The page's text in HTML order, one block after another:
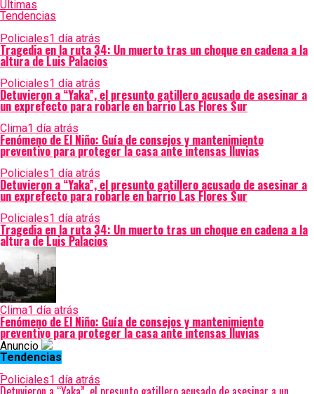
Últimas
Tendencias
Policiales1 día atrás
Tragedia en la ruta 34: Un muerto tras un choque en cadena a la
altura de Luis Palacios
Policiales1 día atrás
Detuvieron a “Yaka”, el presunto gatillero acusado de asesinar a
un exprefecto para robarle en barrio Las Flores Sur
Clima1 día atrás
Fenómeno de El Niño: Guía de consejos y mantenimiento
preventivo para proteger la casa ante intensas lluvias
Policiales1 día atrás
Detuvieron a “Yaka”, el presunto gatillero acusado de asesinar a
un exprefecto para robarle en barrio Las Flores Sur
Policiales1 día atrás
Tragedia en la ruta 34: Un muerto tras un choque en cadena a la
altura de Luis Palacios
Clima1 día atrás
Fenómeno de El Niño: Guía de consejos y mantenimiento
preventivo para proteger la casa ante intensas lluvias
Anuncio
Tendencias
Policiales1 día atrás